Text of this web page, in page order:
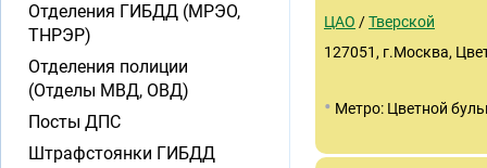
ЦАО /Тверской
127051, г.Москва,
• Метро: Цветной
Отделения ГИБДД (МРЭО,
ТНРЭР)
Отделения полиции
(Отделы МВД, ОВД)
Посты ДПС
Штрафстоянки ГИБДД